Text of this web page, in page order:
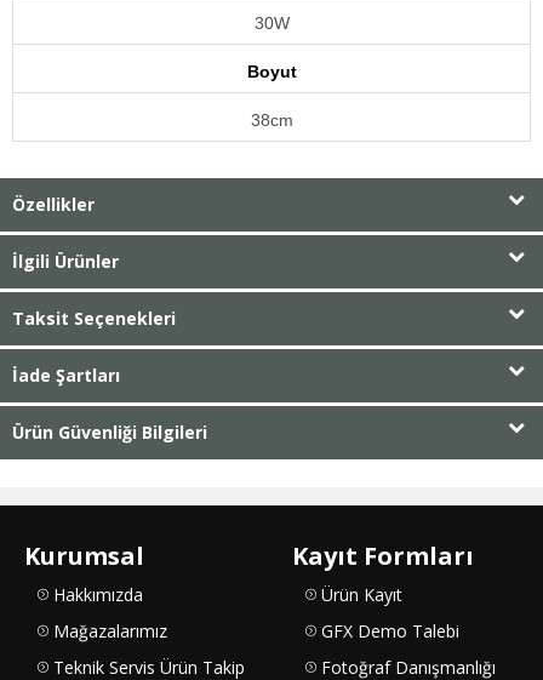
30W
Boyut
38cm
Özellikler
İlgili Ürünler
Taksit Seçenekleri
İade Şartları
Ürün Güvenliği Bilgileri
Kurumsal
Hakkımızda
Mağazalarımız
Teknik Servis Ürün Takip
Kayıt Formları
Ürün Kayıt
GFX Demo Talebi
Fotoğraf Danışmanlığı